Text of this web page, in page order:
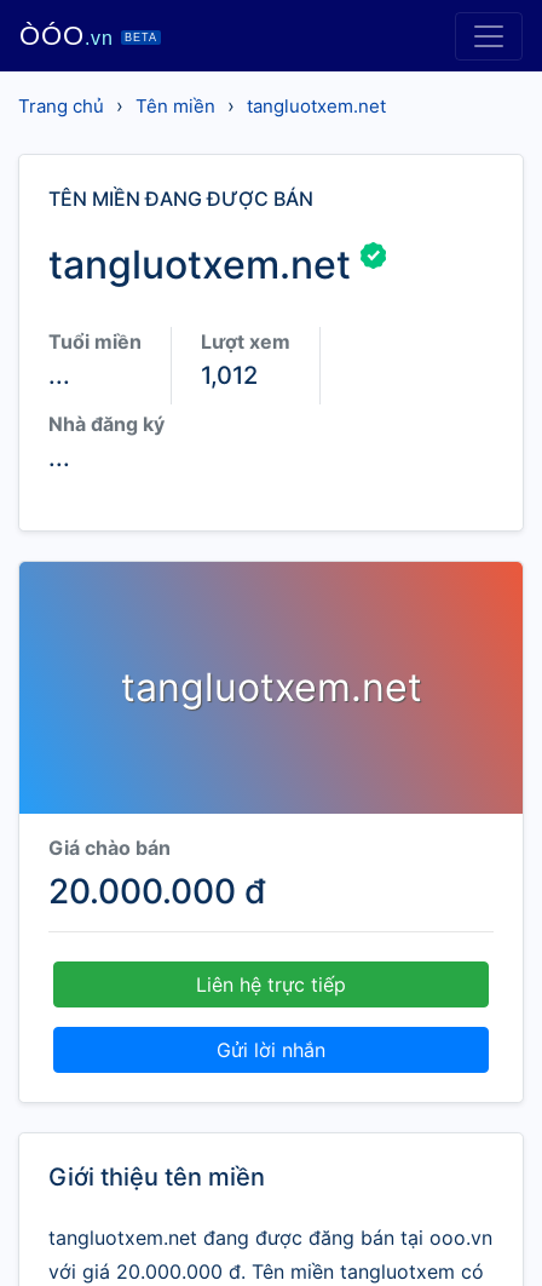
ÒÓO.vn BETA
Trang chủ › Tên miền › tangluotxem.net
TÊN MIỀN ĐANG ĐƯỢC BÁN
tangluotxem.net
Tuổi miền
...
Lượt xem
1,012
Nhà đăng ký
...
tangluotxem.net
Giá chào bán
20.000.000 đ
Liên hệ trực tiếp
Gửi lời nhắn
Giới thiệu tên miền
tangluotxem.net đang được đăng bán tại ooo.vn
với giá 20.000.000 đ. Tên miền tangluotxem có